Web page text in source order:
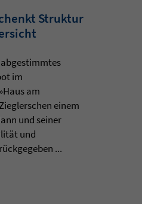
Struktur
im
am
einem
und seiner
und
...